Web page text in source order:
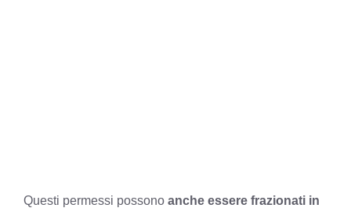
Questi permessi possono anche essere frazionati in